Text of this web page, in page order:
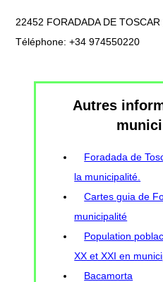
22452 FORADADA DE TOSCAR
Téléphone: +34 974550220
Autres
Foradada de
la municipalité.
Cartes guia de
municipalité
Population
XX et XXI en
Bacamorta